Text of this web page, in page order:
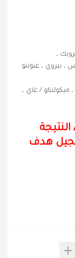
،
بيروي ، غنونتو
ميكولنكو / غاي ،
النتيجة
هدف